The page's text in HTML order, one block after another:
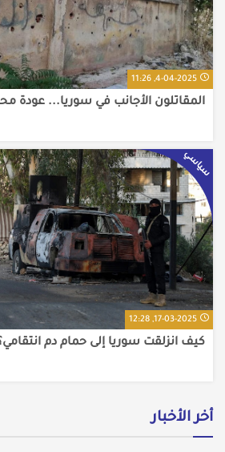
4-04-2025, 11:26
المقاتلون الأجانب في سوريا... عودة
سياسي
17-03-2025, 12:28
كيف انزلقت سوريا إلى حمام دم
أخر الأخبار